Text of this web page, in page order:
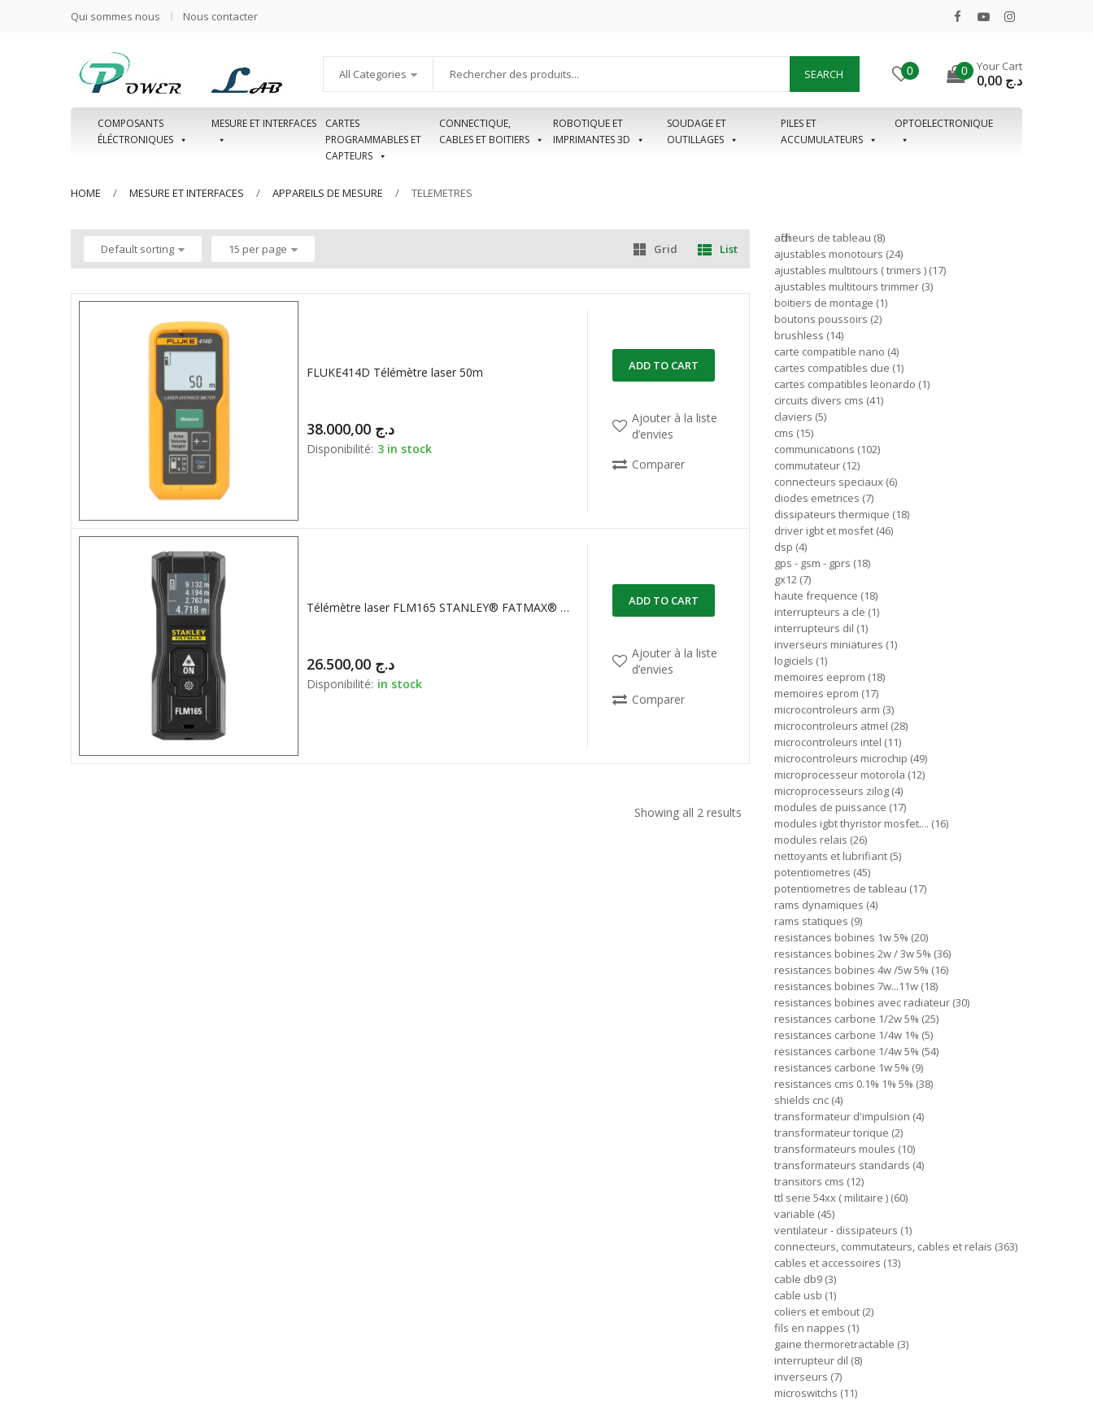
Qui sommes nous Nous contacter
All Categories SEARCH 0 0 Your Cart
د.ج
COMPOSANTS
ÉLÉCTRONIQUES
MESURE ET INTERFACES
CARTES
PROGRAMMABLES ET
CAPTEURS
CONNECTIQUE,
CABLES ET BOITIERS
ROBOTIQUE ET
IMPRIMANTES 3D
SOUDAGE ET
OUTILLAGES
PILES ET
ACCUMULATEURS
OPTOELECTRONIQUE
HOME MESURE ET INTERFACES APPAREILS DE MESURE TELEMETRES
Default sorting 15 per page Grid List
FLUKE414D Télémètre laser 50m
د.ج
Disponibilité: 3 in stock
ADD TO CART
Ajouter à la liste
d’envies
Comparer
Télémètre laser FLM165 STANLEY® FATMAX® 50 m
د.ج
Disponibilité: in stock
ADD TO CART
Ajouter à la liste
d’envies
Comparer
Showing all 2 results
afficheurs de tableau 8
ajustables monotours 24
ajustables multitours ( trimers ) 17
ajustables multitours trimmer 3
boitiers de montage 1
boutons poussoirs 2
brushless 14
carte compatible nano 4
cartes compatibles due 1
cartes compatibles leonardo 1
circuits divers cms 41
claviers 5
cms 15
communications 102
commutateur 12
connecteurs speciaux 6
diodes emetrices 7
dissipateurs thermique 18
driver igbt et mosfet 46
dsp 4
gps - gsm - gprs 18
gx12 7
haute frequence 18
interrupteurs a cle 1
interrupteurs dil 1
inverseurs miniatures 1
logiciels 1
memoires eeprom 18
memoires eprom 17
microcontroleurs arm 3
microcontroleurs atmel 28
microcontroleurs intel 11
microcontroleurs microchip 49
microprocesseur motorola 12
microprocesseurs zilog 4
modules de puissance 17
modules igbt thyristor mosfet.... 16
modules relais 26
nettoyants et lubrifiant 5
potentiometres 45
potentiometres de tableau 17
rams dynamiques 4
rams statiques 9
resistances bobines 1w 5% 20
resistances bobines 2w / 3w 5% 36
resistances bobines 4w /5w 5% 16
resistances bobines 7w...11w 18
resistances bobines avec radiateur 30
resistances carbone 1/2w 5% 25
resistances carbone 1/4w 1% 5
resistances carbone 1/4w 5% 54
resistances carbone 1w 5% 9
resistances cms 0.1% 1% 5% 38
shields cnc 4
transformateur d'impulsion 4
transformateur torique 2
transformateurs moules 10
transformateurs standards 4
transitors cms 12
ttl serie 54xx ( militaire ) 60
variable 45
ventilateur - dissipateurs 1
connecteurs, commutateurs, cables et relais 363
cables et accessoires 13
cable db9 3
cable usb 1
coliers et embout 2
fils en nappes 1
gaine thermoretractable 3
interrupteur dil 8
inverseurs 7
microswitchs 11